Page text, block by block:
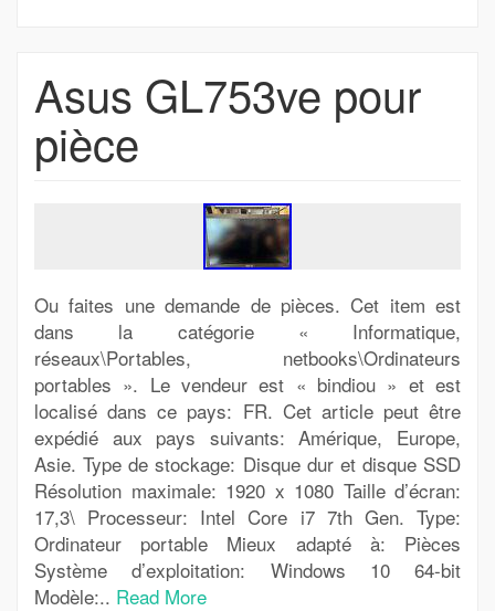
Asus GL753ve pour
pièce
Ou faites une demande de pièces. Cet item est
dans la catégorie « Informatique,
réseaux\Portables, netbooks\Ordinateurs
portables ». Le vendeur est « bindiou » et est
localisé dans ce pays: FR. Cet article peut être
expédié aux pays suivants: Amérique, Europe,
Asie. Type de stockage: Disque dur et disque SSD
Résolution maximale: 1920 x 1080 Taille d’écran:
17,3\ Processeur: Intel Core i7 7th Gen. Type:
Ordinateur portable Mieux adapté à: Pièces
Système d’exploitation: Windows 10 64-bit
Modèle:.. Read More